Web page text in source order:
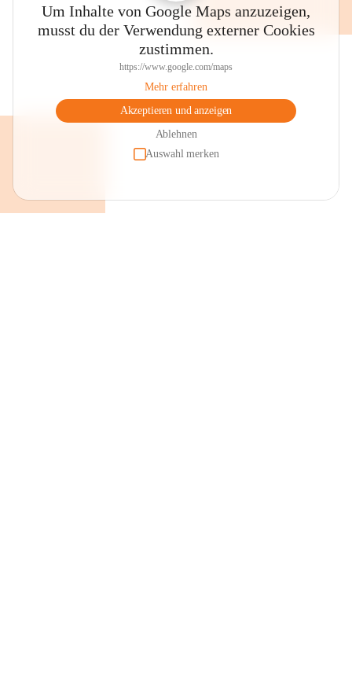
Um Inhalte von Google Maps anzuzeigen,
musst du der Verwendung externer Cookies
zustimmen.
https://www.google.com/maps
Mehr erfahren
Akzeptieren und anzeigen
Ablehnen
Auswahl merken